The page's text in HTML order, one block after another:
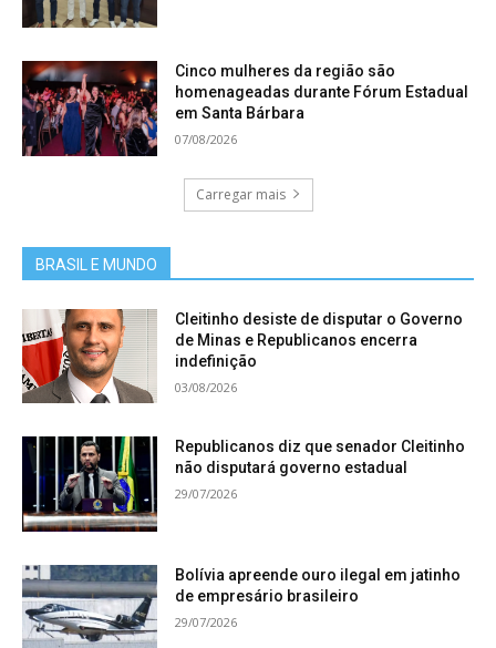
Cinco mulheres da região são
homenageadas durante Fórum Estadual
em Santa Bárbara
07/08/2026
Carregar mais
BRASIL E MUNDO
Cleitinho desiste de disputar o Governo
de Minas e Republicanos encerra
indefinição
03/08/2026
Republicanos diz que senador Cleitinho
não disputará governo estadual
29/07/2026
Bolívia apreende ouro ilegal em jatinho
de empresário brasileiro
29/07/2026